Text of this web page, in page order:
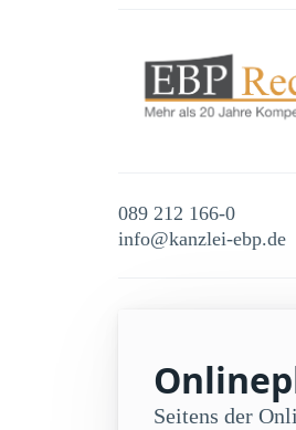
089 212 166-0
info@kanzlei-ebp.de
Seitens der